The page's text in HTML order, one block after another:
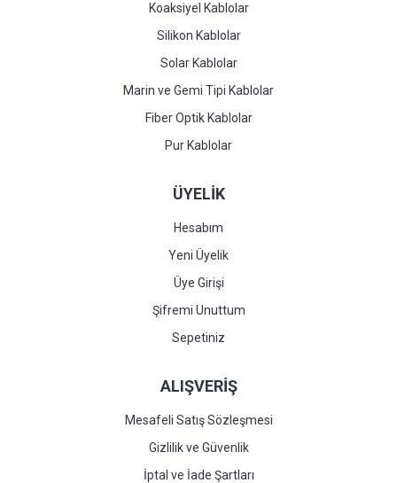
Koaksiyel Kablolar
Silikon Kablolar
Solar Kablolar
Marin ve Gemi Tipi Kablolar
Fiber Optik Kablolar
Pur Kablolar
ÜYELİK
Hesabım
Yeni Üyelik
Üye Girişi
Şifremi Unuttum
Sepetiniz
ALIŞVERİŞ
Mesafeli Satış Sözleşmesi
Gizlilik ve Güvenlik
İptal ve İade Şartları